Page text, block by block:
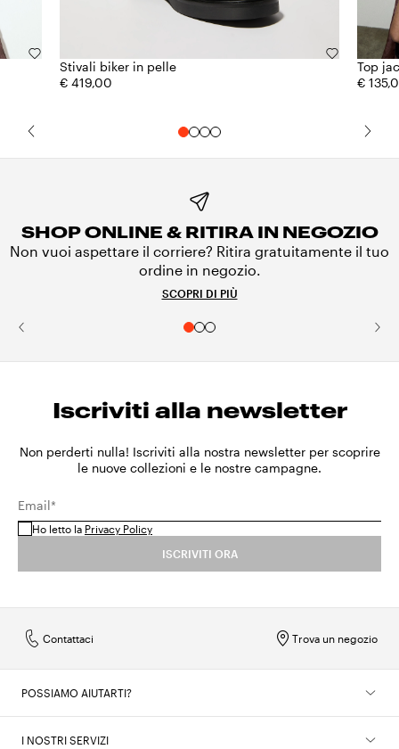
Stivali biker in pelle
€ 419,00
Top
€
SHOP ONLINE & RITIRA IN NEGOZIO
Non vuoi aspettare il corriere? Ritira gratuitamente il tuo
ordine in negozio.
SCOPRI DI PIÙ
Iscriviti alla newsletter
Non perderti nulla! Iscriviti alla nostra newsletter per scoprire
le nuove collezioni e le nostre campagne.
Email*
Ho letto la Privacy Policy
ISCRIVITI ORA
Trova un negozio
Contattaci
POSSIAMO AIUTARTI?
I NOSTRI SERVIZI